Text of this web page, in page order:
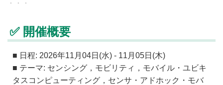
✅ 開催概要
■ 日程: 2026年11月04日(水) - 11月05日(木)
■ テーマ: センシング，モビリティ，モバイル・ユビキ
タスコンピューティング，センサ・アドホック・モバ